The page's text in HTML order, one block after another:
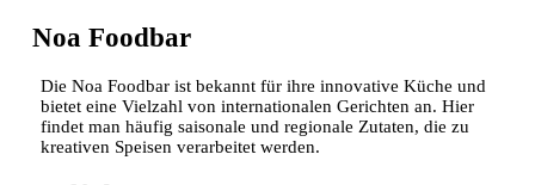
Noa Foodbar
Die Noa Foodbar ist bekannt für ihre innovative Küche und
bietet eine Vielzahl von internationalen Gerichten an. Hier
findet man häufig saisonale und regionale Zutaten, die zu
kreativen Speisen verarbeitet werden.